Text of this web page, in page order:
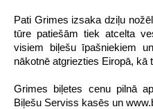
Pati Grimes izsaka dziļu
tūre patiešām tiek atcelta
visiem biļešu īpašniekiem
nākotnē atgriezties Eiropā, kā
Grimes biļetes cenu pilnā
Biļešu Serviss kasēs un